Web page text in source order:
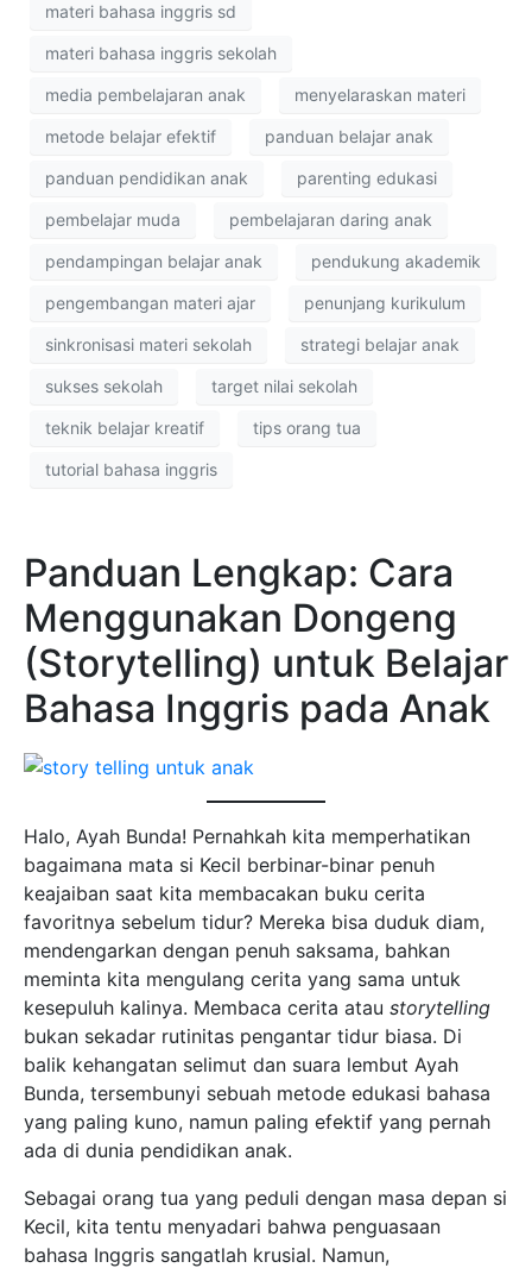
materi bahasa inggris sd
materi bahasa inggris sekolah
media pembelajaran anak menyelaraskan materi
metode belajar efektif panduan belajar anak
panduan pendidikan anak parenting edukasi
pembelajar muda pembelajaran daring anak
pendampingan belajar anak pendukung akademik
pengembangan materi ajar penunjang kurikulum
sinkronisasi materi sekolah strategi belajar anak
sukses sekolah target nilai sekolah
teknik belajar kreatif tips orang tua
tutorial bahasa inggris
Panduan Lengkap: Cara
Menggunakan Dongeng
(Storytelling) untuk Belajar
Bahasa Inggris pada Anak
Halo, Ayah Bunda! Pernahkah kita memperhatikan
bagaimana mata si Kecil berbinar-binar penuh
keajaiban saat kita membacakan buku cerita
favoritnya sebelum tidur? Mereka bisa duduk diam,
mendengarkan dengan penuh saksama, bahkan
meminta kita mengulang cerita yang sama untuk
kesepuluh kalinya. Membaca cerita atau storytelling
bukan sekadar rutinitas pengantar tidur biasa. Di
balik kehangatan selimut dan suara lembut Ayah
Bunda, tersembunyi sebuah metode edukasi bahasa
yang paling kuno, namun paling efektif yang pernah
ada di dunia pendidikan anak.
Sebagai orang tua yang peduli dengan masa depan si
Kecil, kita tentu menyadari bahwa penguasaan
bahasa Inggris sangatlah krusial. Namun,